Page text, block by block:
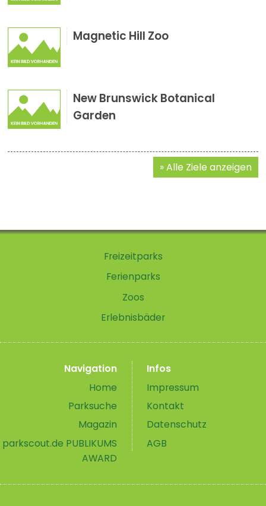
Magnetic Hill Zoo
New Brunswick Botanical
Garden
Alle Ziele anzeigen
Freizeitparks
Ferienparks
Zoos
Erlebnisbäder
Navigation
Home
Parksuche
Magazin
parkscout.de PUBLIKUMS
AWARD
Infos
Impressum
Kontakt
Datenschutz
AGB